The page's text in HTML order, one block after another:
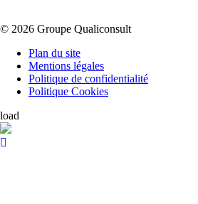
© 2026 Groupe Qualiconsult
Plan du site
Mentions légales
Politique de confidentialité
Politique Cookies
load